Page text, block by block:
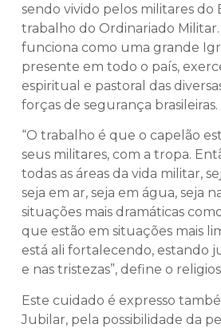
sendo vivido pelos militares do
trabalho do Ordinariado Militar.
funciona como uma grande
presente em todo o país,
espiritual e pastoral das
forças de segurança brasileiras.
“O trabalho é que o capelão
seus militares, com a tropa.
todas as áreas da vida militar,
seja em ar, seja em água, seja
situações mais dramáticas
que estão em situações mais
está ali fortalecendo, estando
e nas tristezas”, define o
Este cuidado é expresso
Jubilar, pela possibilidade da